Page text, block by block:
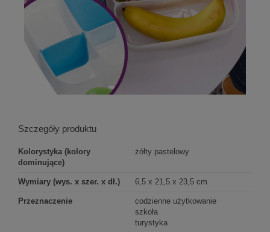
Szczegóły produktu
Kolorystyka (kolory
dominujące)
żółty pastelowy
Wymiary (wys. x szer. x dł.) 6,5 x 21,5 x 23,5 cm
Przeznaczenie
codzienne użytkowanie
szkoła
turystyka